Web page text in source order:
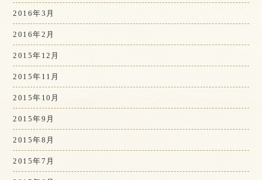
2016年3月
2016年2月
2015年12月
2015年11月
2015年10月
2015年9月
2015年8月
2015年7月